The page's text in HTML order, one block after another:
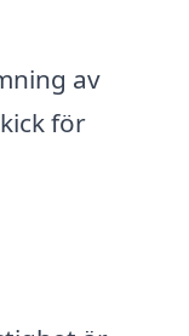
av
för